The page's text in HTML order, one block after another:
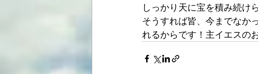
しっかり天に宝を積み続け
そうすれば皆、今までなか
れるからです！主イエスの